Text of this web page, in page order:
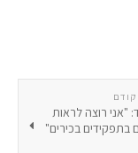
"אני רוצה לראות
בתפקידים בכירים"